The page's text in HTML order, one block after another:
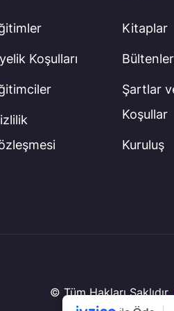
Koşulları
Kitaplar
Şartlar
Koşullar
Kuruluş
© Tüm Hakları Saklıdır.